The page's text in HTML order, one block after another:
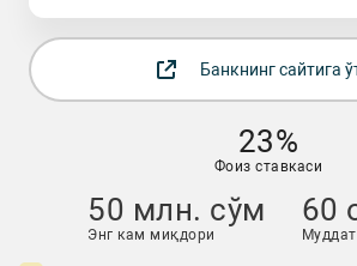
Банкнинг сайтига
23%
Фоиз ставкаси
50 млн. сўм
Энг кам миқдори
60